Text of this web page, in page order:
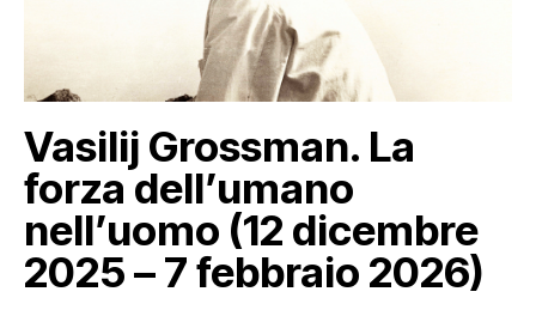
Vasilij Grossman. La
forza dell’umano
nell’uomo (12 dicembre
2025 – 7 febbraio 2026)